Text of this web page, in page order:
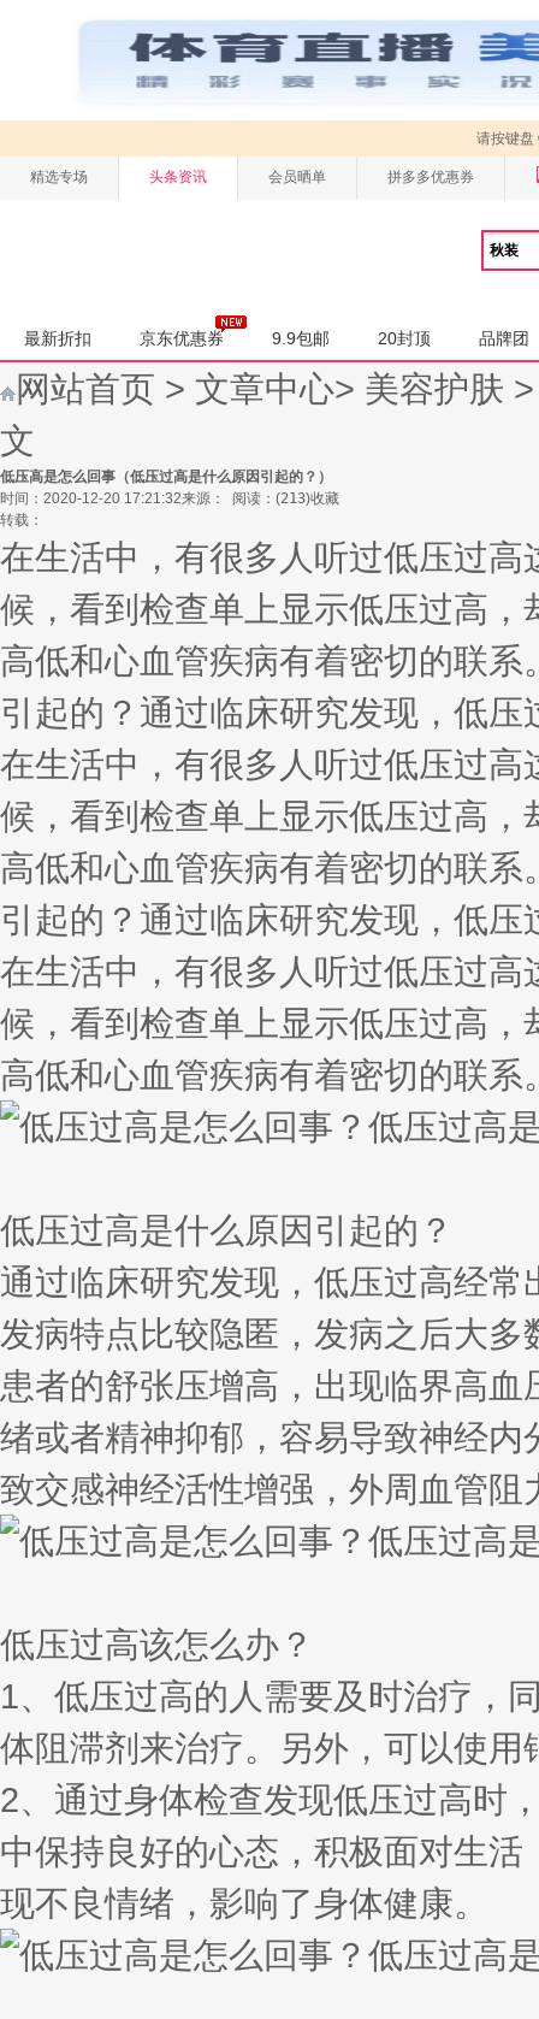
请按键盘
精选专场 头条资讯 会员晒单 拼多多优惠券
最新折扣 京东优惠券 9.9包邮 20封顶 品牌团
网站首页 > 文章中心> 美容护肤
文
低压高是怎么回事（低压过高是什么原因引起的？）
时间：2020-12-20 17:21:32来源： 阅读： (213)收藏
转载：
在生活中，有很多人听过低压过
候，看到检查单上显示低压过高
高低和心血管疾病有着密切的联
引起的？通过临床研究发现，低
在生活中，有很多人听过低压过
候，看到检查单上显示低压过高
高低和心血管疾病有着密切的联
引起的？通过临床研究发现，低
在生活中，有很多人听过低压过
候，看到检查单上显示低压过高
高低和心血管疾病有着密切的联
低压过高是什么原因引起的？
通过临床研究发现，低压过高经
发病特点比较隐匿，发病之后大
患者的舒张压增高，出现临界高
绪或者精神抑郁，容易导致神经
致交感神经活性增强，外周血管
低压过高该怎么办？
1、低压过高的人需要及时治疗，
体阻滞剂来治疗。另外，可以使
2、通过身体检查发现低压过高时
中保持良好的心态，积极面对生
现不良情绪，影响了身体健康。